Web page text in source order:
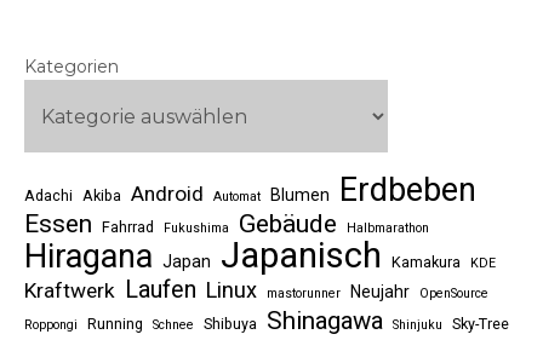
Kategorien
Adachi Akiba Android Automat Blumen Erdbeben
Essen Fahrrad Fukushima Gebäude Halbmarathon
Hiragana Japan Japanisch Kamakura KDE
Kraftwerk Laufen Linux mastorunner Neujahr
OpenSource
Roppongi
Running Schnee Shibuya Shinagawa Shinjuku Sky-Tree